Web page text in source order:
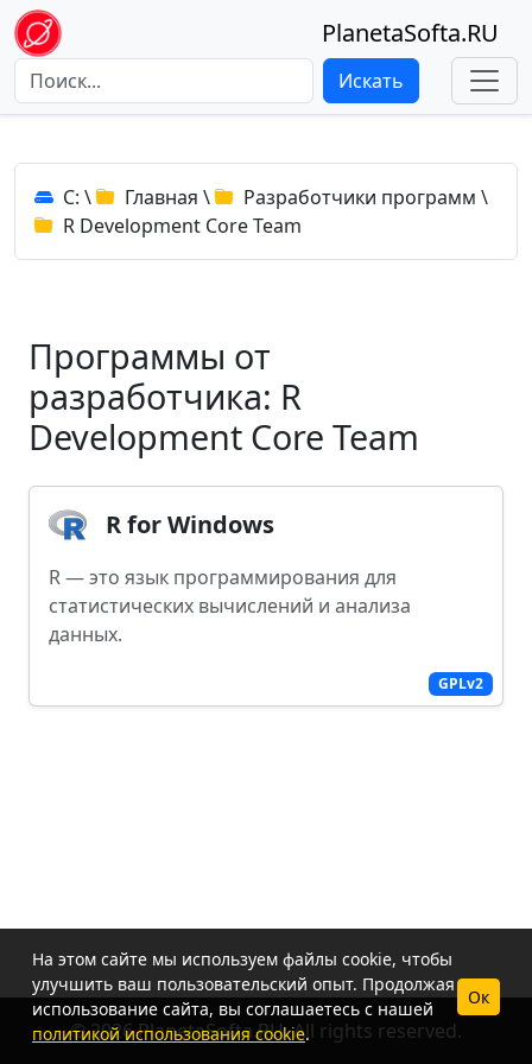
PlanetaSofta.RU
Искать
C: \ Главная \ Разработчики программ \
R Development Core Team
Программы от
разработчика: R
Development Core Team
GPLv2
R for Windows
R — это язык программирования для
статистических вычислений и анализа
данных.
© 2026 PlanetaSofta.RU. All rights reserved.
На этом сайте мы используем файлы cookie, чтобы
улучшить ваш пользовательский опыт. Продолжая
использование сайта, вы соглашаетесь с нашей
политикой использования cookie.
Ок